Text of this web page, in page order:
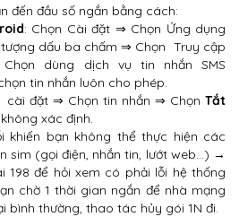
đến đầu số ngắn bằng cách:
: Chọn Cài đặt ⇒ Chọn Ứng dụng
dấu ba chấm ⇒ Chọn Truy cập
dùng dịch vụ tin nhắn SMS
tin nhắn luôn cho phép.
cài đặt ⇒ Chọn tin nhắn ⇒ Chọn Tắt
xác định.
khiến bạn không thể thực hiện các
sim (gọi điện, nhắn tin, lướt web…) →
198 để hỏi xem có phải lỗi hệ thống
chờ 1 thời gian ngắn để nhà mạng
bình thường, thao tác hủy gói 1N đi.